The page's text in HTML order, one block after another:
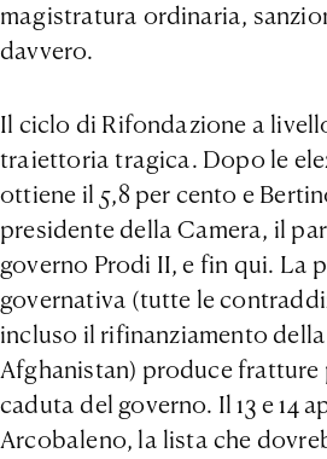
magistratura ordinaria,
davvero.
Il ciclo di Rifondazione a
traiettoria tragica. Dopo le
ottiene il 5,8 per cento e
presidente della Camera, il
governo Prodi II, e fin qui. La
governativa (tutte le
incluso il rifinanziamento
Afghanistan) produce fratture
caduta del governo. Il 13 e 14
Arcobaleno, la lista che